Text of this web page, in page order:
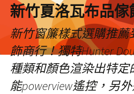
新竹夏洛瓦布品傢
新竹窗簾樣式選購推薦
飾商行！獨特Hunter
種類和顏色渲染出特定
能powerview遙控，另